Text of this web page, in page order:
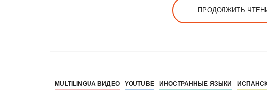
ПРОДОЛЖИТЬ
MULTILINGUA ВИДЕО YOUTUBE ИНОСТРАННЫЕ ЯЗЫКИ